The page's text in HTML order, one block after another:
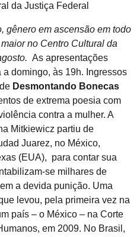
da Justiça Federal
gênero em ascensão em todo
no Centro Cultural da
As apresentações
domingo, às 19h. Ingressos
Desmontando Bonecas
de extrema poesia com
contra a mulher. A
Mitkiewicz partiu de
Juarez, no México,
(EUA), para contar sua
se milhares de
a devida punição. Uma
levou, pela primeira vez na
país – o México – na Corte
em 2009. No Brasil,